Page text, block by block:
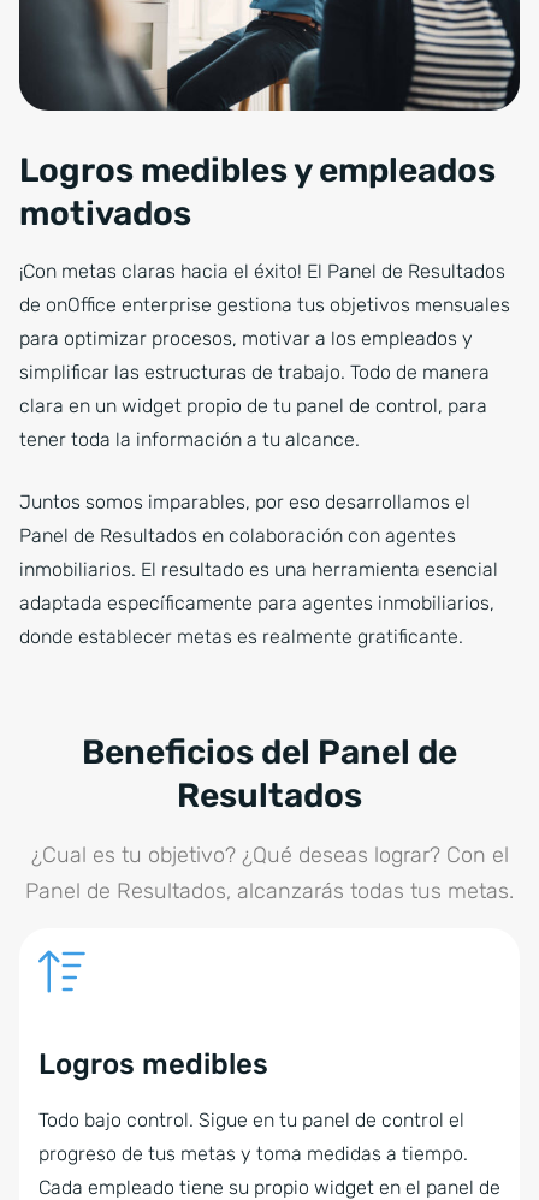
Logros medibles y empleados
motivados
¡Con metas claras hacia el éxito! El Panel de Resultados
de onOffice enterprise gestiona tus objetivos mensuales
para optimizar procesos, motivar a los empleados y
simplificar las estructuras de trabajo. Todo de manera
clara en un widget propio de tu panel de control, para
tener toda la información a tu alcance.
Juntos somos imparables, por eso desarrollamos el
Panel de Resultados en colaboración con agentes
inmobiliarios. El resultado es una herramienta esencial
adaptada específicamente para agentes inmobiliarios,
donde establecer metas es realmente gratificante.
Beneficios del Panel de
Resultados
¿Cual es tu objetivo? ¿Qué deseas lograr? Con el
Panel de Resultados, alcanzarás todas tus metas.
Logros medibles
Todo bajo control. Sigue en tu panel de control el
progreso de tus metas y toma medidas a tiempo.
Cada empleado tiene su propio widget en el panel de